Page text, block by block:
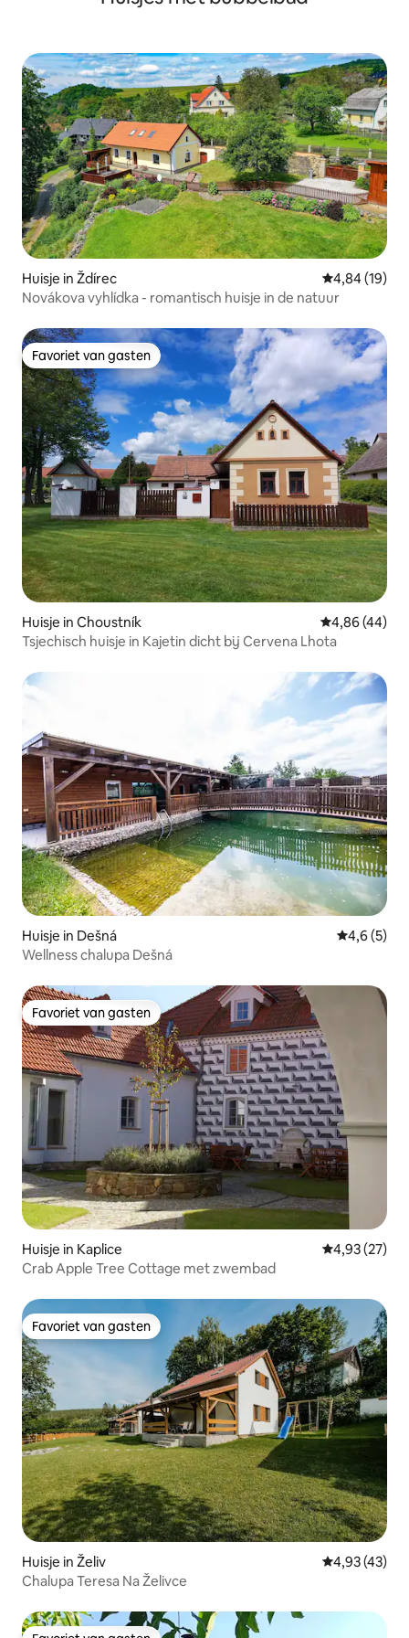
Huisje in Ždírec Gemiddelde
4,84 (19)
Novákova vyhlídka - romantisch huisje in de natuur
Favoriet van gasten
Favoriet van gasten
Huisje in Choustník Gemiddelde
4,86 (44)
Tsjechisch huisje in Kajetin dicht bij Cervena Lhota
Huisje in Dešná
4,6 (5)
Wellness chalupa Dešná
Favoriet van gasten
Favoriet van gasten
Huisje in Kaplice Gemiddelde
4,93 (27)
Crab Apple Tree Cottage met zwembad
Favoriet van gasten
Favoriet van gasten
Huisje in Želiv Gemiddelde
4,93 (43)
Chalupa Teresa Na Želivce